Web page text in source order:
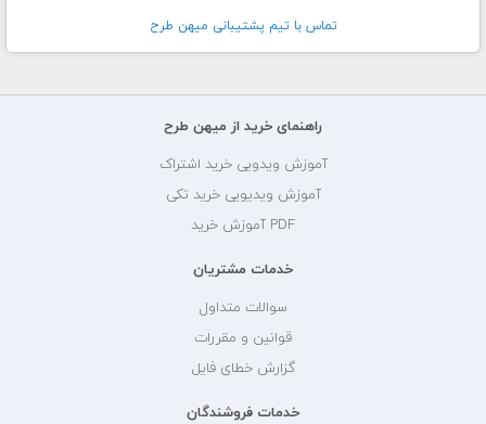
تماس با تيم پشتيبانی ميهن طرح
راهنمای خرید از میهن طرح
آموزش ویدویی خرید اشتراک
آموزش ویدیویی خرید تکی
PDF آموزش خرید
خدمات مشتریان
سوالات متداول
قوانین و مقررات
گزارش خطای فایل
خدمات فروشندگان